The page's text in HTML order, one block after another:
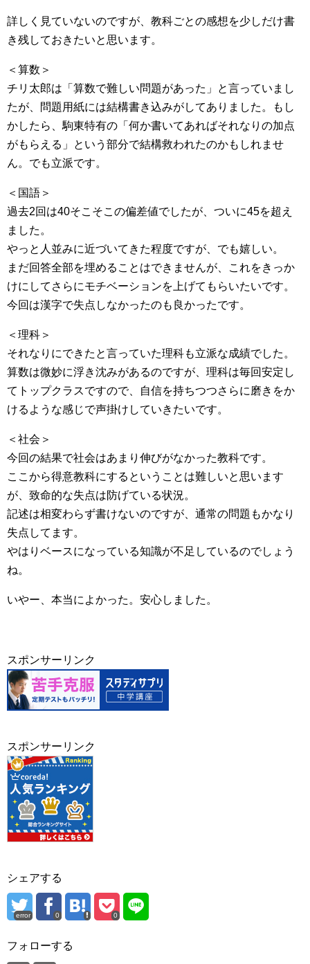
詳しく見ていないのですが、教科ごとの感想を少しだけ書
き残しておきたいと思います。
＜算数＞
チリ太郎は「算数で難しい問題があった」と言っていまし
たが、問題用紙には結構書き込みがしてありました。もし
かしたら、駒東特有の「何か書いてあればそれなりの加点
がもらえる」という部分で結構救われたのかもしれませ
ん。でも立派です。
＜国語＞
過去2回は40そこそこの偏差値でしたが、ついに45を超え
ました。
やっと人並みに近づいてきた程度ですが、でも嬉しい。
まだ回答全部を埋めることはできませんが、これをきっか
けにしてさらにモチベーションを上げてもらいたいです。
今回は漢字で失点しなかったのも良かったです。
＜理科＞
それなりにできたと言っていた理科も立派な成績でした。
算数は微妙に浮き沈みがあるのですが、理科は毎回安定し
てトップクラスですので、自信を持ちつつさらに磨きをか
けるような感じで声掛けしていきたいです。
＜社会＞
今回の結果で社会はあまり伸びがなかった教科です。
ここから得意教科にするということは難しいと思います
が、致命的な失点は防げている状況。
記述は相変わらず書けないのですが、通常の問題もかなり
失点してます。
やはりベースになっている知識が不足しているのでしょう
ね。
いやー、本当によかった。安心しました。
スポンサーリンク
スポンサーリンク
シェアする
error 0 0
フォローする